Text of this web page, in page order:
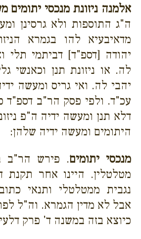
אלמנה ניזונת מנכסי יתומים
ה"ג התוספות ולא גרסינן
מדאיבעיא להו בגמרא
יהודה [דספ"ד] דביתמי תלי
לה. או ניזונת תנן וכאנשי
יהבי לה. ואי גריס ומעשה
עכ"ד. ולפי פסק הר"ב דספ"ד
דלא תנן ומעשה ידיה ה"פ
היתומים ומעשה ידיה שלהן:
מנכסי יתומים. פירש הר"ב
מטלטלין. היינו אחר תקנת
נגבית ממטלטלי ותנאי
אבל לא מדין הגמרא. וה"ל
כיוצא בזה במשנה ד' פרק